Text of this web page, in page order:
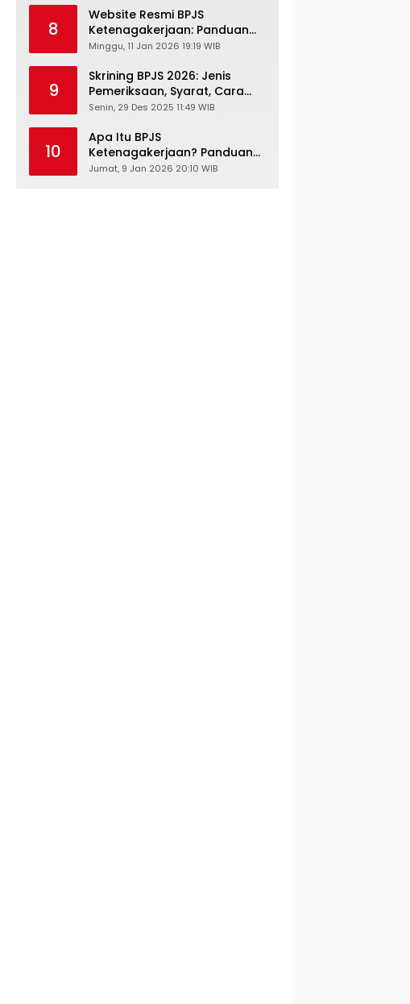
JKN-KIS
8
Website Resmi BPJS
Ketenagakerjaan: Panduan
Lengkap Akses dan Fitur
Minggu, 11 Jan 2026 19:19 WIB
9
Skrining BPJS 2026: Jenis
Pemeriksaan, Syarat, Cara
Daftar & Cek Riwayat
Senin, 29 Des 2025 11:49 WIB
10
Apa Itu BPJS
Ketenagakerjaan? Panduan
Lengkap untuk Pekerja dan
Jumat, 9 Jan 2026 20:10 WIB